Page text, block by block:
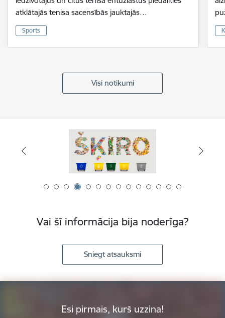
atklātajās tenisa sacensībās jauktajās…
Sports
Visi notikumi
Vai šī informācija bija noderīga?
Sniegt atsauksmi
Esi pirmais, kurš uzzina!